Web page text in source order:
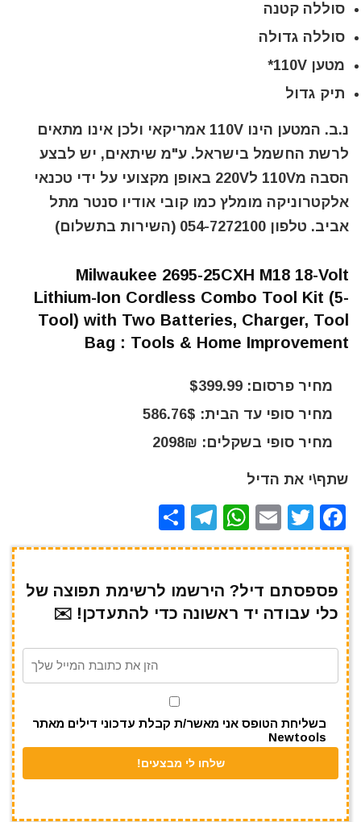
סוללה קטנה
סוללה גדולה
מטען 110V*
תיק גדול
נ.ב. המטען הינו 110V אמריקאי ולכן אינו מתאים
לרשת החשמל בישראל. ע"מ שיתאים, יש לבצע
הסבה מ110V ל220V באופן מקצועי על ידי טכנאי
אלקטרוניקה מומלץ כמו קובי אודיו סנטר מתל
אביב. טלפון 054-7272100 (השירות בתשלום)
Milwaukee 2695-25CXH M18 18-Volt
Lithium-Ion Cordless Combo Tool Kit (5-
Tool) with Two Batteries, Charger, Tool
Bag : Tools & Home Improvement
מחיר פרסום: $399.99
מחיר סופי עד הבית: 586.76$
מחיר סופי בשקלים: 2098₪
שתף\י את הדיל
F
a
e
b
o
T
w
te
r
E
m
l
W
h
s
A
p
T
el
gr
a
m
h
e
פספסתם דיל? הירשמו לרשימת תפוצה של
כלי עבודה יד ראשונה כדי להתעדכן! ✉️
בשליחת הטופס אני מאשר/ת קבלת עדכוני דילים מאתר
Newtools